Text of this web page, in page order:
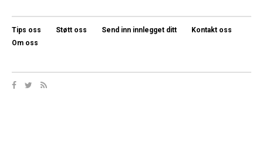
Tips oss Støtt oss Send inn innlegget ditt
Kontakt oss
Om oss